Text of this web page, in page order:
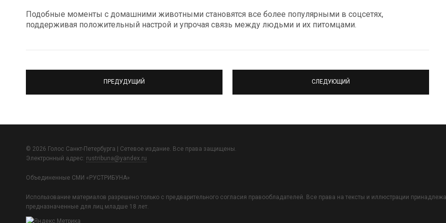
Подобные моменты с домашними животными становятся все более популярными в соцсетях,
поддерживая положительный настрой и упрочая связь между людьми и их питомцами.
ПРЕДУДУЩИЙ СЛЕДУЮЩИЙ
© 2026 Голос Санкт-Петербурга | Сетевое издание. Все права защищены.
Электронный адрес: rustribuna@yandex.ru
Объединенные СМИ «РУСТРИБУНА»
Использование материалов разрешено только с предварительного согласия правообладателей. Все права на тексты и иллюстрации
предназначенные для лиц младше 18 лет.